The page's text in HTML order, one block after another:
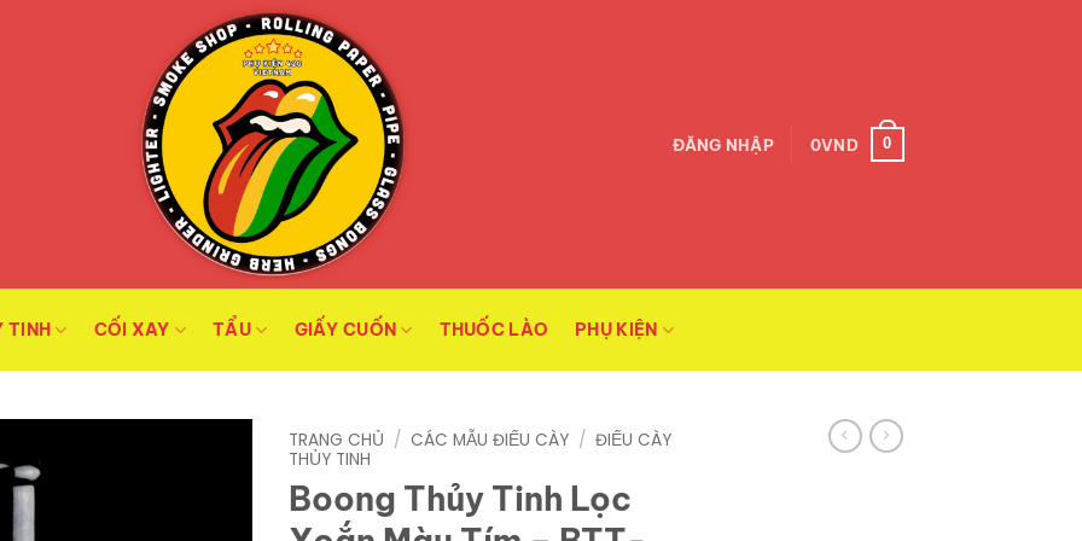
ĐĂNG NHẬP 0VND 0
TINH CỐI XAY TẨU GIẤY CUỐN THUỐC LÀO PHỤ KIỆN
TRANG CHỦ / CÁC MẪU ĐIẾU CÀY / ĐIẾU CÀY
THỦY TINH
Boong Thủy Tinh Lọc